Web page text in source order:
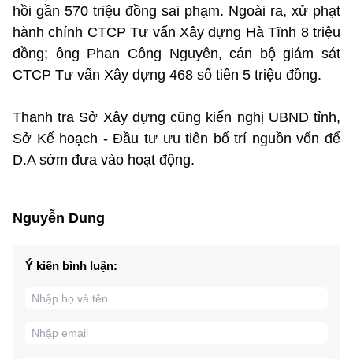
hồi gần 570 triệu đồng sai phạm. Ngoài ra, xử phạt
hành chính CTCP Tư vấn Xây dựng Hà Tĩnh 8 triệu
đồng; ông Phan Công Nguyên, cán bộ giám sát
CTCP Tư vấn Xây dựng 468 số tiền 5 triệu đồng.
Thanh tra Sở Xây dựng cũng kiến nghị UBND tỉnh,
Sở Kế hoạch - Đầu tư ưu tiên bố trí nguồn vốn để
D.A sớm đưa vào hoạt động.
Nguyễn Dung
Ý kiến bình luận: